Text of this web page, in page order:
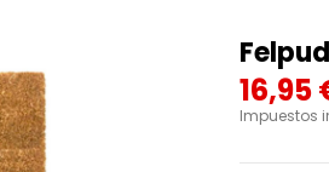
16,95
Impuestos